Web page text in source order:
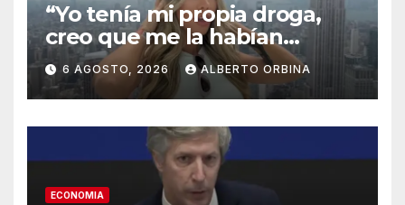
“Yo tenía mi propia droga,
creo que me la habían
regalado”: qué declaró
Candela Arizaga ante la
justicia
6 AGOSTO, 2026 ALBERTO ORBINA
ECONOMIA